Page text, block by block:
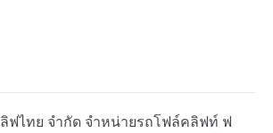
ฟไทย จำกัด จำหน่ายรถโฟล์คลิฟท์ ฟ